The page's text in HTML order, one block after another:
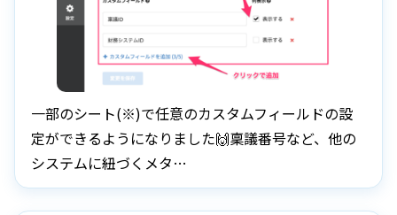
一部のシート(※)で任意のカスタムフィールドの設
定ができるようになりました🙌稟議番号など、他の
システムに紐づくメタ…